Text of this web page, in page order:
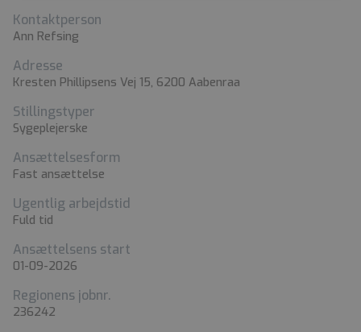
Kontaktperson
Ann Refsing
Adresse
Kresten Phillipsens Vej 15, 6200 Aabenraa
Stillingstyper
Sygeplejerske
Ansættelsesform
Fast ansættelse
Ugentlig arbejdstid
Fuld tid
Ansættelsens start
01-09-2026
Regionens jobnr.
236242